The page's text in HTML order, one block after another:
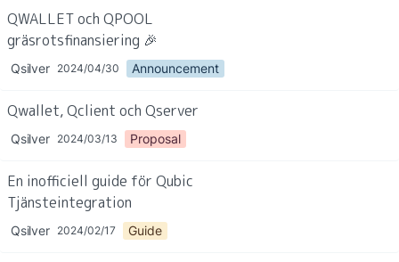
QWALLET och QPOOL
gräsrotsfinansiering 🎉
Qsilver 2024/04/30 Announcement
Qwallet, Qclient och Qserver
Qsilver 2024/03/13 Proposal
En inofficiell guide för Qubic
Tjänsteintegration
Qsilver 2024/02/17 Guide